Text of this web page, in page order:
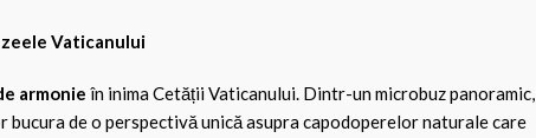
Vaticanului
armonie în inima Cetății Vaticanului. Dintr-un microbuz panoramic,
de o perspectivă unică asupra capodoperelor naturale care